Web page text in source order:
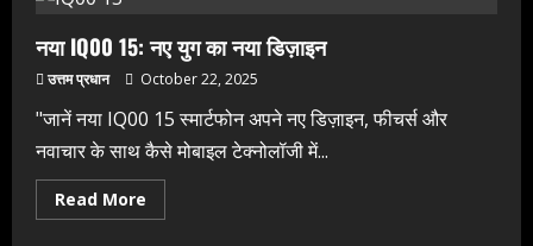
Motorola
Edge
70
नया IQ00 15: नए युग का नया डिज़ाइन
उत्तम प्रधान October 22, 2025
"जानें नया IQ00 15 स्मार्टफोन अपने नए डिज़ाइन, फीचर्स और
नवाचार के साथ कैसे मोबाइल टेक्नोलॉजी में...
Read More
more